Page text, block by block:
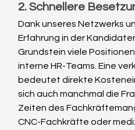
2. Schnellere
Dank unseres Netzwerks
Erfahrung in der
Grundstein viele
interne HR-Teams. Eine
bedeutet direkte
sich auch manchmal die
Zeiten des
CNC-Fachkräfte oder